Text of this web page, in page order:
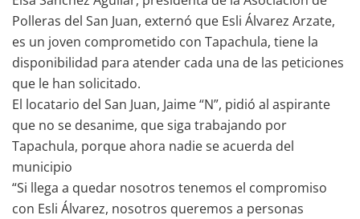
Polleras del San Juan, externó que Esli Álvarez Arzate,
es un joven comprometido con Tapachula, tiene la
disponibilidad para atender cada una de las peticiones
que le han solicitado.
El locatario del San Juan, Jaime “N”, pidió al aspirante
que no se desanime, que siga trabajando por
Tapachula, porque ahora nadie se acuerda del
municipio
“Si llega a quedar nosotros tenemos el compromiso
con Esli Álvarez, nosotros queremos a personas